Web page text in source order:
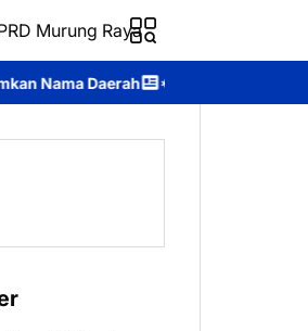
Murung Raya
Palangka Raya Perkuat SDM